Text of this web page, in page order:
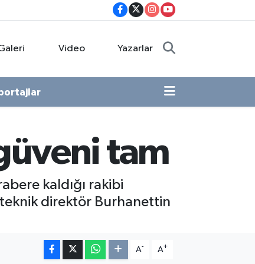
Video Yazarlar
tam
kaldığı rakibi
teknik direktör Burhanettin
A- A+